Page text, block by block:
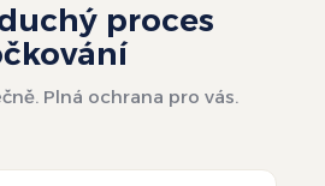
proces
Plná ochrana pro vás.